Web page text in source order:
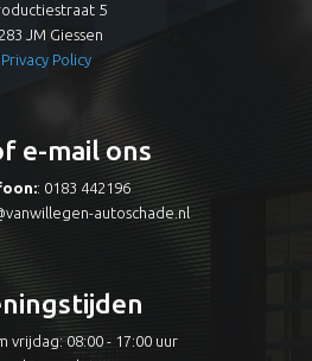
5
JM Giessen
Privacy Policy
e-mail ons
: 0183 442196
autoschade.nl
vrijdag: 08:00 - 17:00 uur